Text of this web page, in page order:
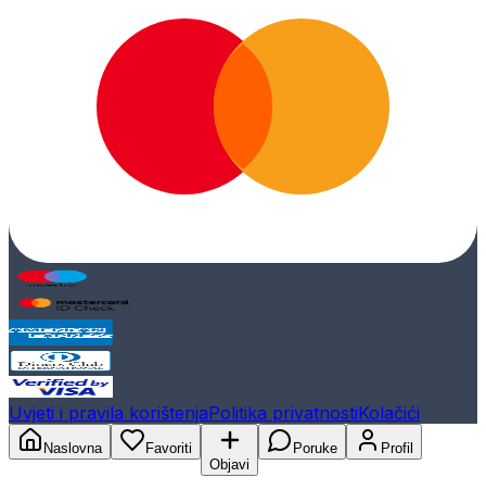
Uvjeti i pravila korištenjaPolitika privatnostiKolačići
Naslovna
Favoriti
Objavi
Poruke Profil